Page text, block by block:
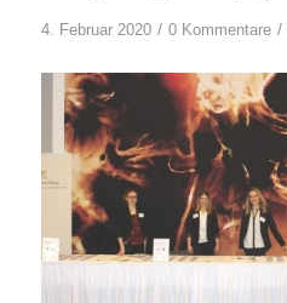
4. Februar 2020 / 0 Kommentare /